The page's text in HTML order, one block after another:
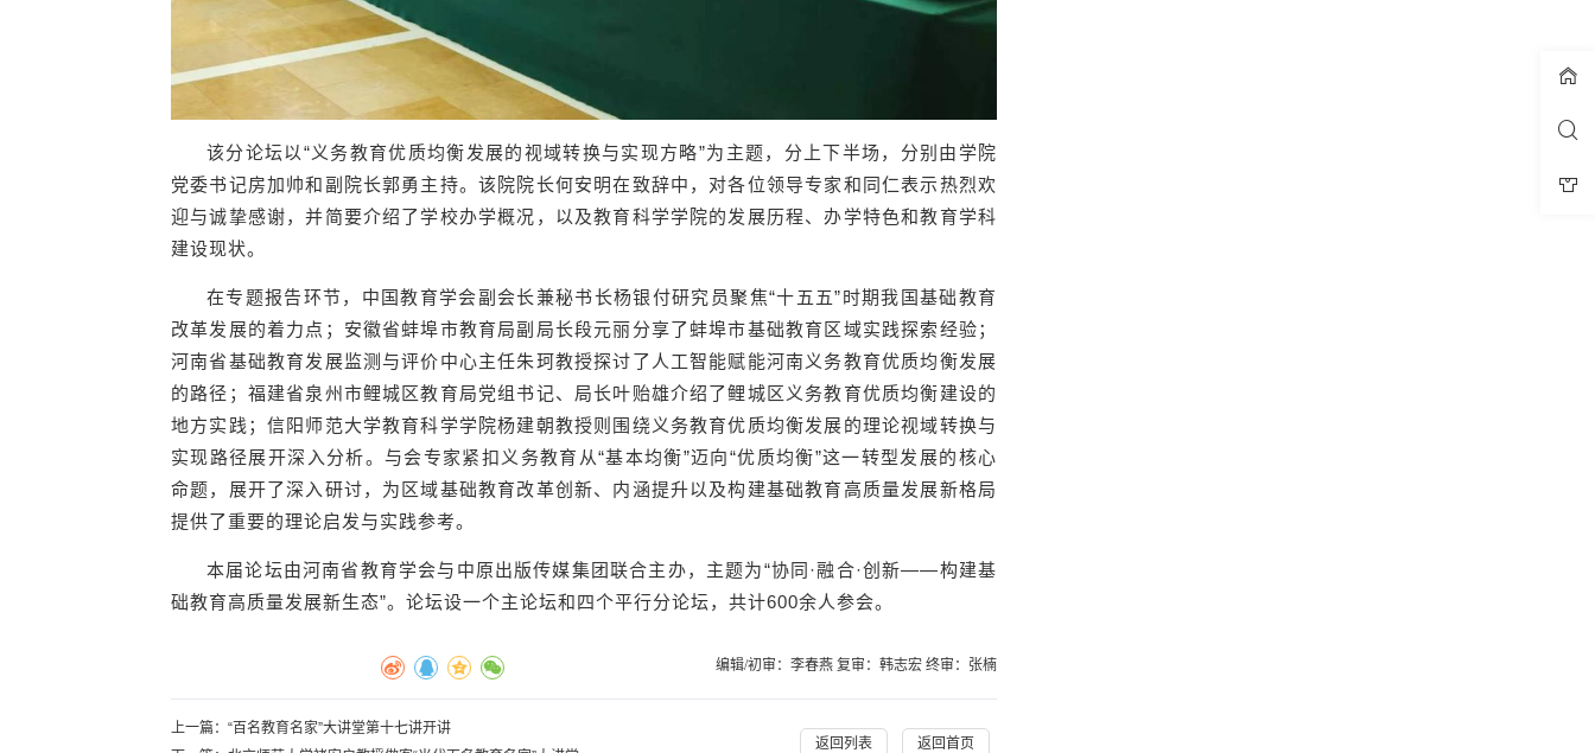
该分论坛以“义务教育优质均衡发展的视域转换与实现方略”为主题，分上下半场，分别由学院
党委书记房加帅和副院长郭勇主持。该院院长何安明在致辞中，对各位领导专家和同仁表示热烈欢
迎与诚挚感谢，并简要介绍了学校办学概况，以及教育科学学院的发展历程、办学特色和教育学科
建设现状。
在专题报告环节，中国教育学会副会长兼秘书长杨银付研究员聚焦“十五五”时期我国基础教育
改革发展的着力点；安徽省蚌埠市教育局副局长段元丽分享了蚌埠市基础教育区域实践探索经验；
河南省基础教育发展监测与评价中心主任朱珂教授探讨了人工智能赋能河南义务教育优质均衡发展
的路径；福建省泉州市鲤城区教育局党组书记、局长叶贻雄介绍了鲤城区义务教育优质均衡建设的
地方实践；信阳师范大学教育科学学院杨建朝教授则围绕义务教育优质均衡发展的理论视域转换与
实现路径展开深入分析。与会专家紧扣义务教育从“基本均衡”迈向“优质均衡”这一转型发展的核心
命题，展开了深入研讨，为区域基础教育改革创新、内涵提升以及构建基础教育高质量发展新格局
提供了重要的理论启发与实践参考。
本届论坛由河南省教育学会与中原出版传媒集团联合主办，主题为“协同·融合·创新——构建基
础教育高质量发展新生态”。论坛设一个主论坛和四个平行分论坛，共计600余人参会。
编辑/初审：李春燕 复审：韩志宏 终审：张楠
上一篇： “百名教育名家”大讲堂第十七讲开讲
返回首页
返回列表